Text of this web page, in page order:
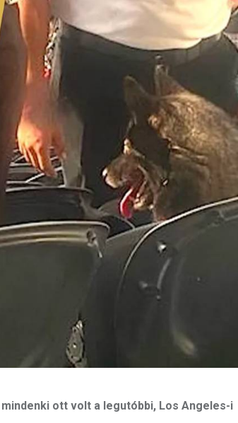
ott volt a legutóbbi, Los Angeles-i